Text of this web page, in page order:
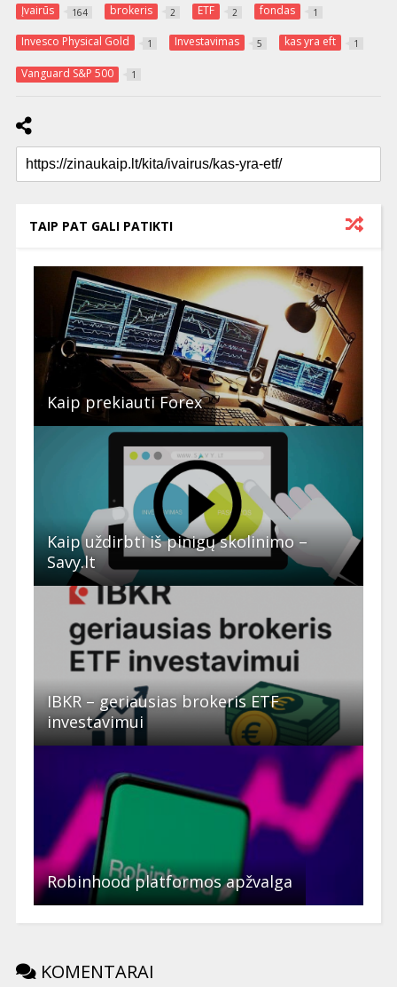
Įvairūs 164 brokeris 2 ETF 2 fondas 1
Invesco Physical Gold 1 Investavimas 5 kas yra eft 1
Vanguard S&P 500 1
TAIP PAT GALI PATIKTI
Kaip prekiauti Forex
Kaip uždirbti iš pinigų skolinimo –
Savy.lt
IBKR – geriausias brokeris ETF
investavimui
Robinhood platformos apžvalga
KOMENTARAI